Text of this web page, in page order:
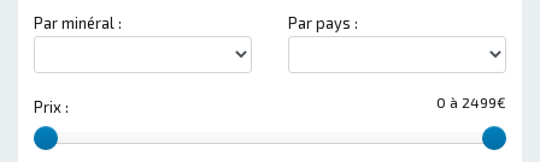
Par minéral : Par pays :
0 à 2499€
Prix :